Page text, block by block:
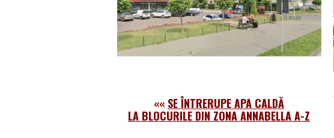
«« SE ÎNTRERUPE APA CALDĂ
LA BLOCURILE DIN ZONA ANNABELLA A-Z